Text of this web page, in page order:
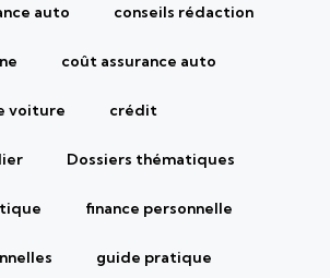
auto conseils rédaction
coût assurance auto
voiture crédit
Dossiers thématiques
finance personnelle
guide pratique